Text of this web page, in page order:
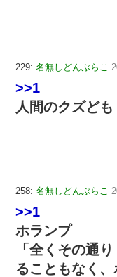
229: 名無しどんぶらこ
>>1
人間のクズども
258: 名無しどんぶらこ
>>1
ホランプ
「全くその通
ることもなく